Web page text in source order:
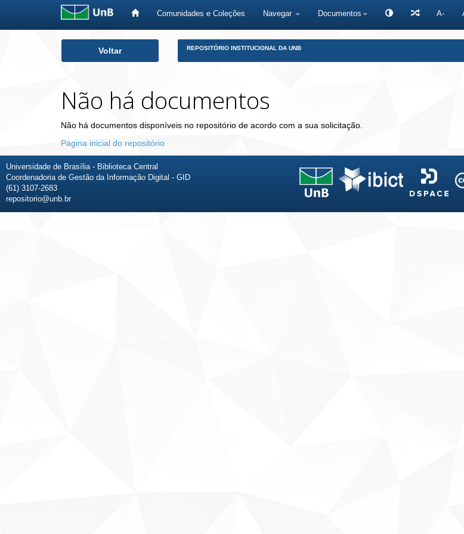
Comunidades e Coleções Navegar Documentos A-
Voltar REPOSITÓRIO INSTITUCIONAL DA UNB
Não há documentos
Não há documentos disponíveis no repositório de acordo com a sua solicitação.
Página inicial do repositório
Universidade de Brasília - Biblioteca Central
Coordenadoria de Gestão da Informação Digital - GID
(61) 3107-2683
repositorio@unb.br